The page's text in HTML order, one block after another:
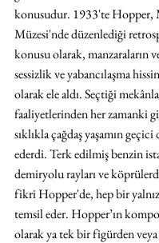
konusudur. 1933'te Hopper,
Müzesi'nde düzenlediği
konusu olarak, manzaraların
sessizlik ve yabancılaşma
olarak ele aldı. Seçtiği
faaliyetlerinden her zamanki
sıklıkla çağdaş yaşamın geçici
ederdi. Terk edilmiş benzin
demiryolu rayları ve
fikri Hopper'de, hep bir
temsil eder. Hopper’ın
olarak ya tek bir figürden